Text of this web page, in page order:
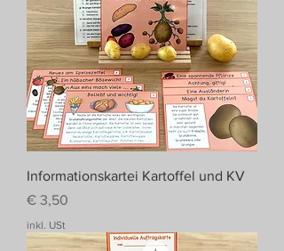
Informationskartei Kartoffel und KV
Preis
€ 3,50
inkl. USt